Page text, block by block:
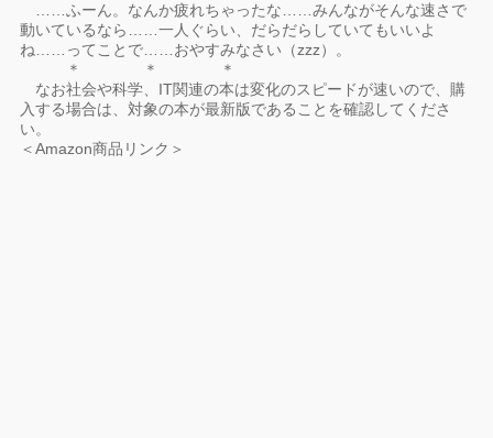
……ふーん。なんか疲れちゃったな……みんながそんな速さで
動いているなら……一人ぐらい、だらだらしていてもいいよ
ね……ってことで……おやすみなさい（zzz）。
＊ ＊ ＊
なお社会や科学、IT関連の本は変化のスピードが速いので、購
入する場合は、対象の本が最新版であることを確認してくださ
い。
＜Amazon商品リンク＞